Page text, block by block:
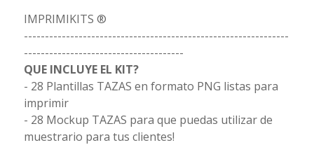
IMPRIMIKITS ®
---------------------------------------------------------------
--------------------------------------
QUE INCLUYE EL KIT?
- 28 Plantillas TAZAS en formato PNG listas para
imprimir
- 28 Mockup TAZAS para que puedas utilizar de
muestrario para tus clientes!